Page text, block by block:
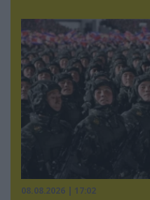
08.08.2026 | 17:02